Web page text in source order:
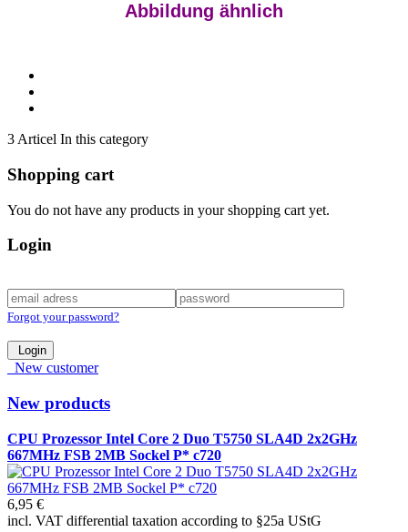
Abbildung ähnlich
3 Articel In this category
Shopping cart
You do not have any products in your shopping cart yet.
Login
Forgot your password?
Login
New customer
New products
CPU Prozessor Intel Core 2 Duo T5750 SLA4D 2x2GHz
667MHz FSB 2MB Sockel P* c720
6,95 €
incl. VAT differential taxation according to §25a UStG